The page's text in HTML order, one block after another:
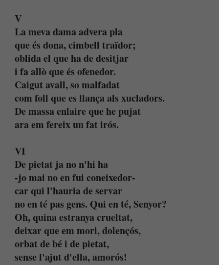
V
La meva dama advera pla
que és dona, cimbell traïdor;
oblida el que ha de desitjar
i fa allò que és ofenedor.
Caigut avall, so malfadat
com foll que es llança als xucladors.
De massa enlaire que he pujat
ara em fereix un fat irós.
VI
De pietat ja no n'hi ha
-jo mai no en fui coneixedor-
car qui l'hauria de servar
no en té pas gens. Qui en té, Senyor?
Oh, quina estranya crueltat,
deixar que em mori, dolençós,
orbat de bé i de pietat,
sense l'ajut d'ella, amorós!